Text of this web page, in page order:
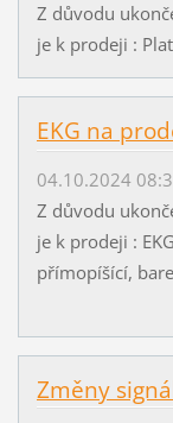
Z důvodu
je k prodeji :
EKG na
04.10.2024
Z důvodu
je k prodeji :
přímopíšící,
Změny